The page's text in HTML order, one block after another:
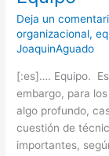
Deja un
organizacional,
JoaquinAguado
[:es]…. Equipo.
embargo, para
algo profundo,
cuestión de
importantes,